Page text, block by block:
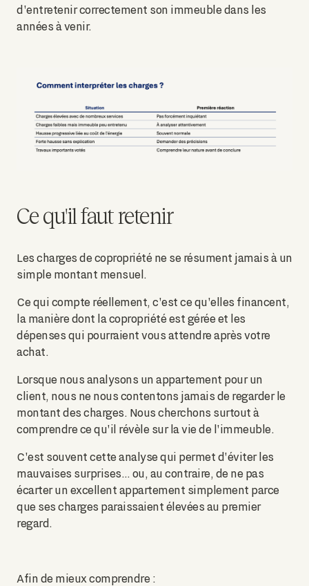
d'entretenir correctement son immeuble dans les
années à venir.
Ce qu'il faut retenir
Les charges de copropriété ne se résument jamais à un
simple montant mensuel.
Ce qui compte réellement, c'est ce qu'elles financent,
la manière dont la copropriété est gérée et les
dépenses qui pourraient vous attendre après votre
achat.
Lorsque nous analysons un appartement pour un
client, nous ne nous contentons jamais de regarder le
montant des charges. Nous cherchons surtout à
comprendre ce qu'il révèle sur la vie de l'immeuble.
C'est souvent cette analyse qui permet d'éviter les
mauvaises surprises… ou, au contraire, de ne pas
écarter un excellent appartement simplement parce
que ses charges paraissaient élevées au premier
regard.
Afin de mieux comprendre :